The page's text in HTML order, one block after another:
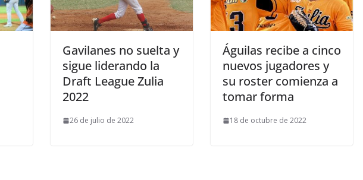
Gavilanes no suelta y
sigue liderando la
Draft League Zulia
2022
26 de julio de 2022
Águilas recibe a cinco
nuevos jugadores y
su roster comienza a
tomar forma
18 de octubre de 2022